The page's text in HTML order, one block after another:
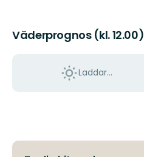
Väderprognos (kl. 12.00)
Laddar...